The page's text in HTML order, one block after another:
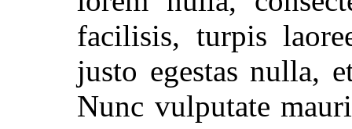
facilisis, turpis
justo egestas nulla,
Nunc vulputate